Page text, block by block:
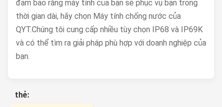
đảm bảo rằng máy tính của bạn sẽ phục vụ bạn trong
thời gian dài, hãy chọn Máy tính chống nước của
QYT.Chúng tôi cung cấp nhiều tùy chọn IP68 và IP69K
và có thể tìm ra giải pháp phù hợp với doanh nghiệp của
bạn.
thẻ: